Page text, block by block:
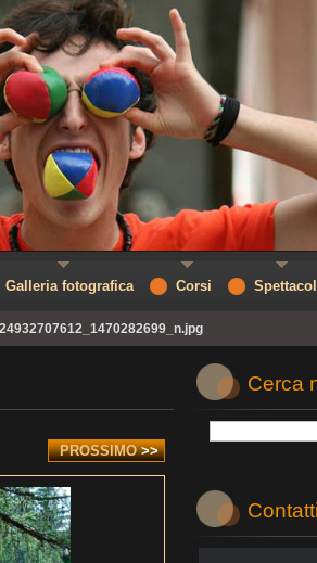
PROSSIMO >>
Cerca
Contatti
Galleria fotografica Corsi